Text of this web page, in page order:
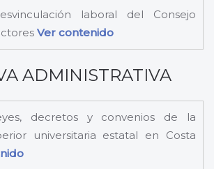
laboral del Consejo
Ver contenido
ADMINISTRATIVA
decretos y convenios de la
universitaria estatal en Costa